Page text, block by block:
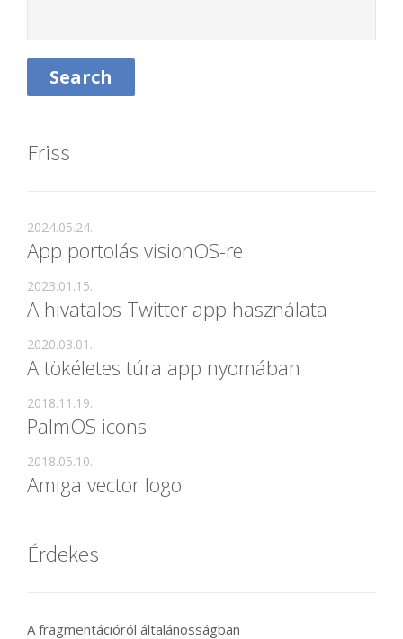
Friss
App portolás visionOS-re
2024.05.24.
A hivatalos Twitter app használata
2023.01.15.
A tökéletes túra app nyomában
2020.03.01.
PalmOS icons
2018.11.19.
Amiga vector logo
2018.05.10.
Érdekes
A fragmentációról általánosságban